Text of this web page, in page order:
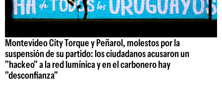
Montevideo City Torque y Peñarol, molestos por la
suspensión de su partido: los ciudadanos acusaron un
"hackeo" a la red lumínica y en el carbonero hay
"desconfianza"